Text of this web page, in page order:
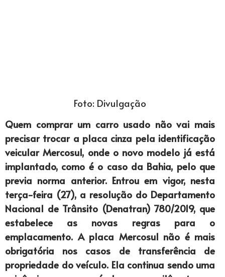
Foto: Divulgação
Quem comprar um carro usado não vai mais
precisar trocar a placa cinza pela identificação
veicular Mercosul, onde o novo modelo já está
implantado, como é o caso da Bahia, pelo que
previa norma anterior. Entrou em vigor, nesta
terça-feira (27), a resolução do Departamento
Nacional de Trânsito (Denatran) 780/2019, que
estabelece as novas regras para o
emplacamento. A placa Mercosul não é mais
obrigatória nos casos de transferência de
propriedade do veículo. Ela continua sendo uma